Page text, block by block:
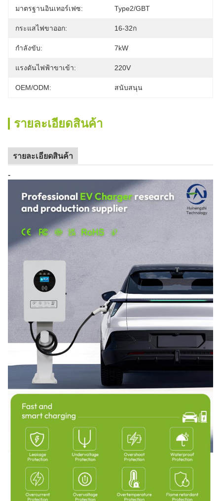
มาตรฐานอินเทอร์เฟซ: Type2/GBT
กระแสไฟขาออก: 16-32ก
กำลังขับ: 7kW
แรงดันไฟฟ้าขาเข้า: 220V
OEM/ODM: สนับสนุน
รายละเอียดสินค้า
รายละเอียดสินค้า
-